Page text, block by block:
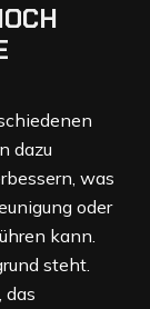
dazu
was
oder
kann.
steht.
das